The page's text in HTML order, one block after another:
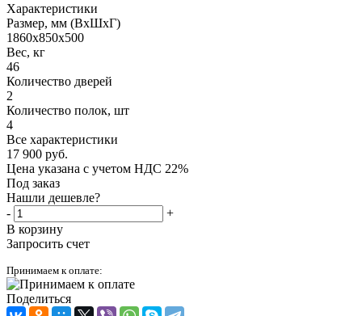
Характеристики
Размер, мм (ВхШхГ)
1860x850x500
Вес, кг
46
Количество дверей
2
Количество полок, шт
4
Все характеристики
17 900 руб.
Цена указана с учетом НДС 22%
Под заказ
Нашли дешевле?
-
+
В корзину
Запросить счет
Принимаем к оплате:
Поделиться